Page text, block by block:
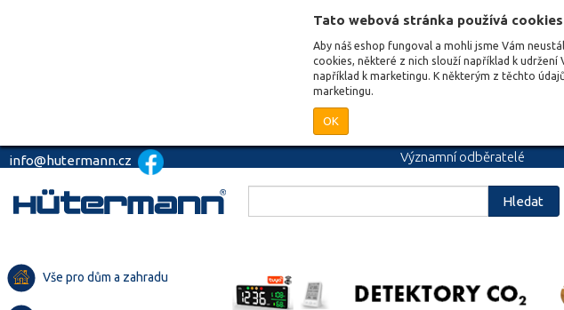
Tato webová stránka používá cookies
Aby náš eshop fungoval a mohli jsme Vám
cookies, některé z nich slouží například k
například k marketingu. K některým z těchto
marketingu.
OK
info@hutermann.cz Významní odběratelé
Hledat
Vše pro dům a zahradu